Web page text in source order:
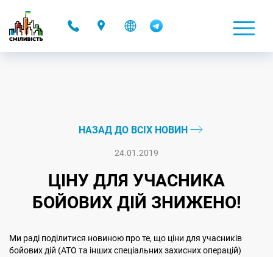
НАЗАД ДО ВСІХ НОВИН
24.01.2019
ЦІНУ ДЛЯ УЧАСНИКА
БОЙОВИХ ДІЙ ЗНИЖЕНО!
Ми раді поділитися новиною про те, що ціни для учасників
бойових дій (АТО та інших спеціальних захисних операцій)